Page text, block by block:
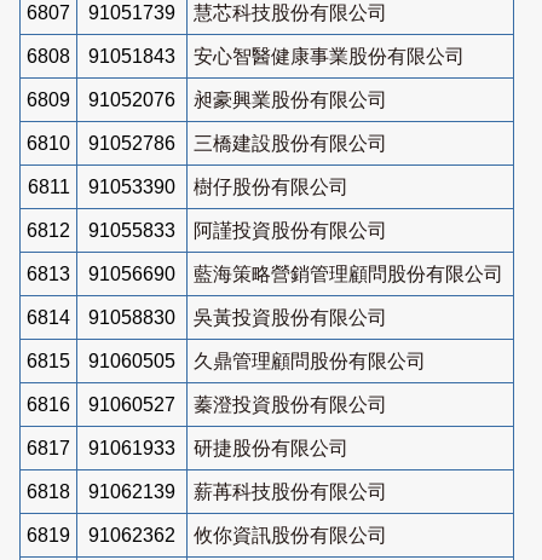
6807 91051739 慧芯科技股份有限公司
6808 91051843 安心智醫健康事業股份有限公司
6809 91052076 昶豪興業股份有限公司
6810 91052786 三橋建設股份有限公司
6811 91053390 樹仔股份有限公司
6812 91055833 阿謹投資股份有限公司
6813 91056690 藍海策略營銷管理顧問股份有限公司
6814 91058830 吳黃投資股份有限公司
6815 91060505 久鼎管理顧問股份有限公司
6816 91060527 蓁澄投資股份有限公司
6817 91061933 研捷股份有限公司
6818 91062139 薪苒科技股份有限公司
6819 91062362 攸你資訊股份有限公司